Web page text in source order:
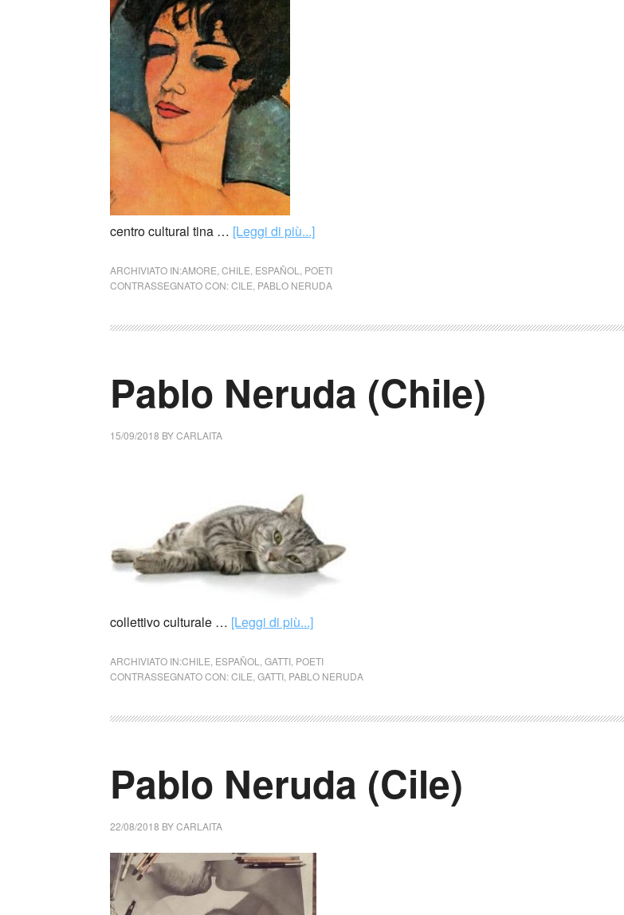
centro cultural tina … [Leggi di più...]
ARCHIVIATO IN:AMORE CHILE ESPAÑOL
POETI
CONTRASSEGNATO CON:CILE PABLO NERUDA
Pablo Neruda (Chile)
15/09/2018 BYCARLAITA
collettivo culturale … [Leggi di più...]
ARCHIVIATO IN:CHILE ESPAÑOL GATTI POETI
CONTRASSEGNATO CON:CILE GATTI PABLO NERUDA
Pablo Neruda (Cile)
22/08/2018 BYCARLAITA